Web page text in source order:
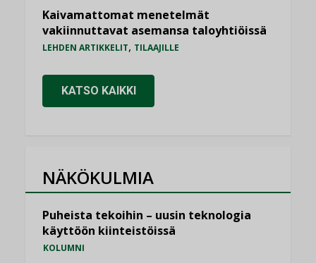
Kaivamattomat menetelmät
vakiinnuttavat asemansa taloyhtiöissä
LEHDEN ARTIKKELIT, TILAAJILLE
KATSO KAIKKI
NÄKÖKULMIA
Puheista tekoihin – uusin teknologia
käyttöön kiinteistöissä
KOLUMNI